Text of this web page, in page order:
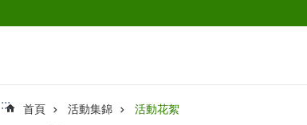
::: 首頁 活動集錦 活動花絮